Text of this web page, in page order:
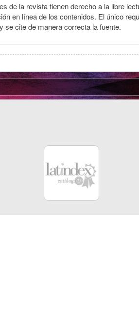
de la revista tienen derecho a la libre
en línea de los contenidos. El único
y se cite de manera correcta la fuente.